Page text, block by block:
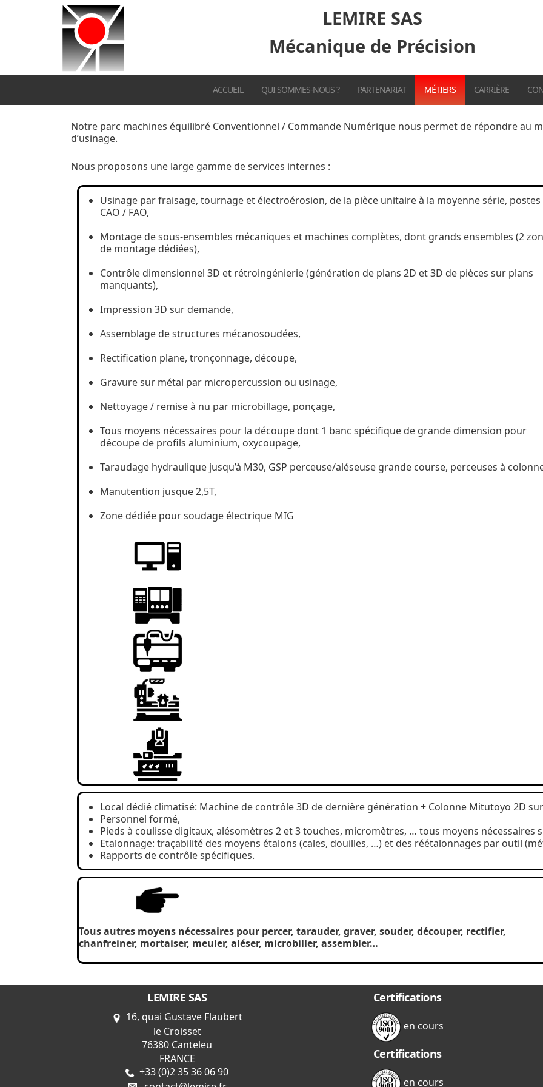
LEMIRE SAS
Mécanique de Précision
ACCUEIL QUI SOMMES-NOUS ? PARTENARIAT MÉTIERS CARRIÈRE
Notre parc machines équilibré Conventionnel / Commande Numérique nous permet de répondre au
d’usinage.
Nous proposons une large gamme de services internes :
Usinage par fraisage, tournage et électroérosion, de la pièce unitaire à la moyenne série, postes
CAO / FAO,
Montage de sous-ensembles mécaniques et machines complètes, dont grands ensembles (2
de montage dédiées),
Contrôle dimensionnel 3D et rétroingénierie (génération de plans 2D et 3D de pièces sur plans
manquants),
Impression 3D sur demande,
Assemblage de structures mécanosoudées,
Rectification plane, tronçonnage, découpe,
Gravure sur métal par micropercussion ou usinage,
Nettoyage / remise à nu par microbillage, ponçage,
Tous moyens nécessaires pour la découpe dont 1 banc spécifique de grande dimension pour
découpe de profils aluminium, oxycoupage,
Taraudage hydraulique jusqu’à M30, GSP perceuse/aléseuse grande course, perceuses à
Manutention jusque 2,5T,
Zone dédiée pour soudage électrique MIG
Local dédié climatisé: Machine de contrôle 3D de dernière génération + Colonne Mitutoyo 2D
Personnel formé,
Pieds à coulisse digitaux, alésomètres 2 et 3 touches, micromètres, … tous moyens nécessaires
Etalonnage: traçabilité des moyens étalons (cales, douilles, …) et des réétalonnages par outil
Rapports de contrôle spécifiques.
Tous autres moyens nécessaires pour percer, tarauder, graver, souder, découper, rectifier,
chanfreiner, mortaiser, meuler, aléser, microbiller, assembler…
LEMIRE SAS
16, quai Gustave Flaubert
le Croisset
76380 Canteleu
FRANCE
+33 (0)2 35 36 06 90
Certifications
en cours
Certifications
en cours